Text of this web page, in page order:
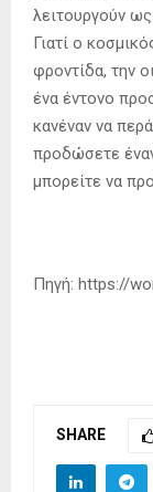
λειτουργούν
Γιατί ο
φροντίδα, την
ένα έντονο
κανέναν να
προδώσετε
μπορείτε να
Πηγή: https://
SHARE